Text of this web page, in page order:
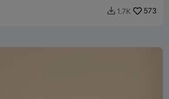
 1.7K 573